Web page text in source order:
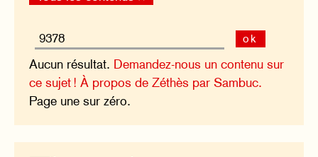
ok
Aucun résultat. Demandez-nous un contenu sur
ce sujet ! À propos de Zéthès par Sambuc.
Page une sur zéro.